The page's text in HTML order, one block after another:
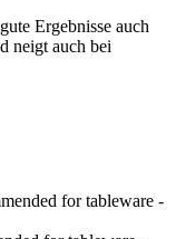
Ergebnisse auch
neigt auch bei